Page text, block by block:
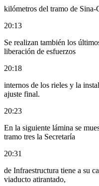
kilómetros del tramo de Sina-
20:13
Se realizan también los
liberación de esfuerzos
20:18
internos de los rieles y la
ajuste final.
20:23
En la siguiente lámina se
tramo tres la Secretaría
20:31
de Infraestructura tiene a su
viaducto atirantado,